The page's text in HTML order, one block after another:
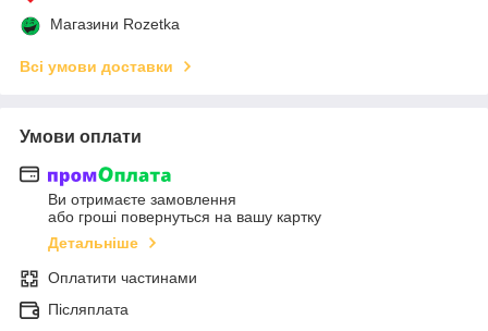
Магазини Rozetka
Всі умови доставки
Умови оплати
Ви отримаєте замовлення
або гроші повернуться на вашу картку
Детальніше
Оплатити частинами
Післяплата